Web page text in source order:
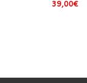
Pôvodná
39,00€